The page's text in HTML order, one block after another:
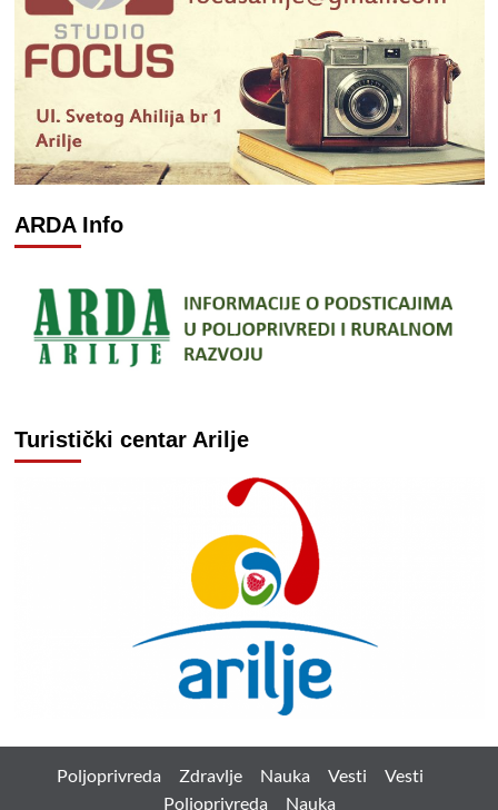
ARDA Info
Turistički centar Arilje
Poljoprivreda Zdravlje Nauka Vesti
Vesti
Poljoprivreda
Nauka